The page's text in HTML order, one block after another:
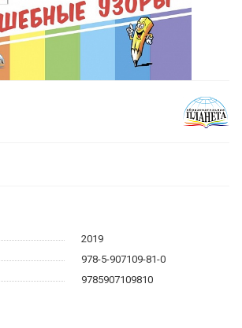
2019
978-5-907109-81-0
9785907109810